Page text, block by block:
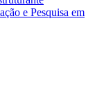
e Pesquisa em